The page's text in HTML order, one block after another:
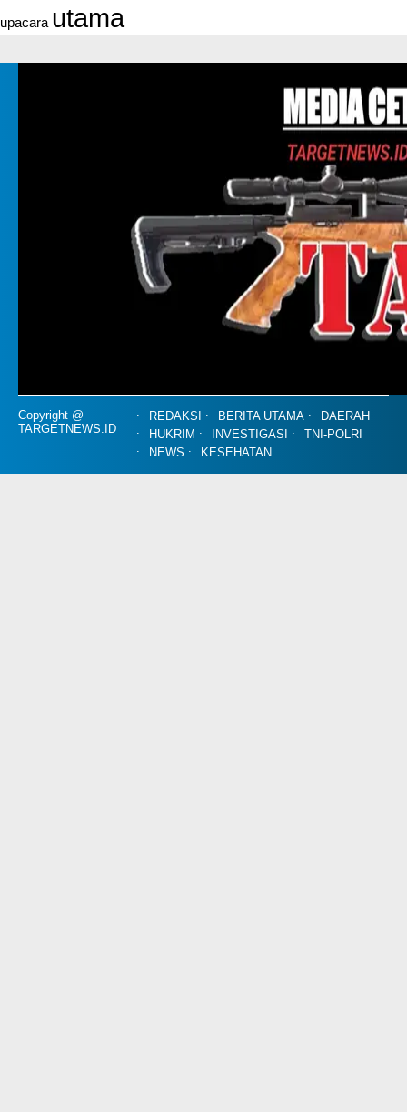
upacara utama
Copyright @
TARGETNEWS.ID
REDAKSI BERITA UTAMA
DAERAH
HUKRIM
INVESTIGASI
TNI-POLRI
NEWS
KESEHATAN